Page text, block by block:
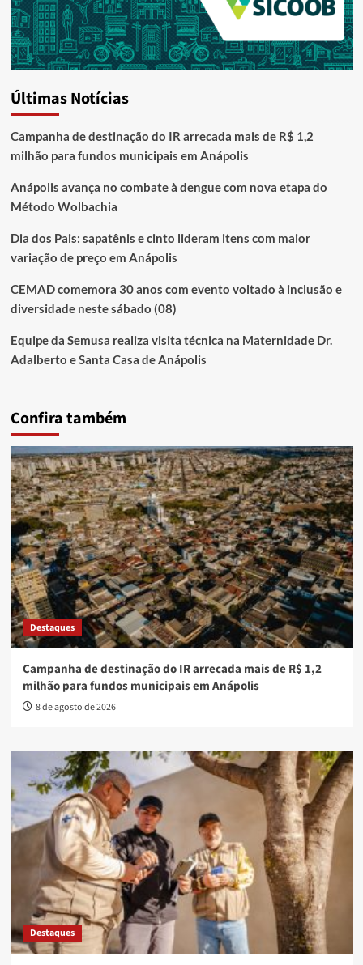
Últimas Notícias
Campanha de destinação do IR arrecada mais de R$ 1,2
milhão para fundos municipais em Anápolis
Anápolis avança no combate à dengue com nova etapa do
Método Wolbachia
Dia dos Pais: sapatênis e cinto lideram itens com maior
variação de preço em Anápolis
CEMAD comemora 30 anos com evento voltado à inclusão e
diversidade neste sábado (08)
Equipe da Semusa realiza visita técnica na Maternidade Dr.
Adalberto e Santa Casa de Anápolis
Confira também
Destaques
Campanha de destinação do IR arrecada mais de R$ 1,2
milhão para fundos municipais em Anápolis
8 de agosto de 2026
Destaques